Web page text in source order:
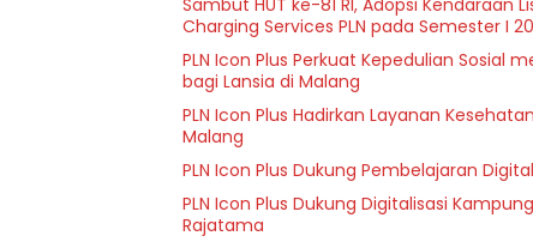
Sambut HUT ke-81 RI, Adopsi Kendaraan
Charging Services PLN pada Semester I
PLN Icon Plus Perkuat Kepedulian Sosial
bagi Lansia di Malang
PLN Icon Plus Hadirkan Layanan
Malang
PLN Icon Plus Dukung Pembelajaran
PLN Icon Plus Dukung Digitalisasi
Rajatama